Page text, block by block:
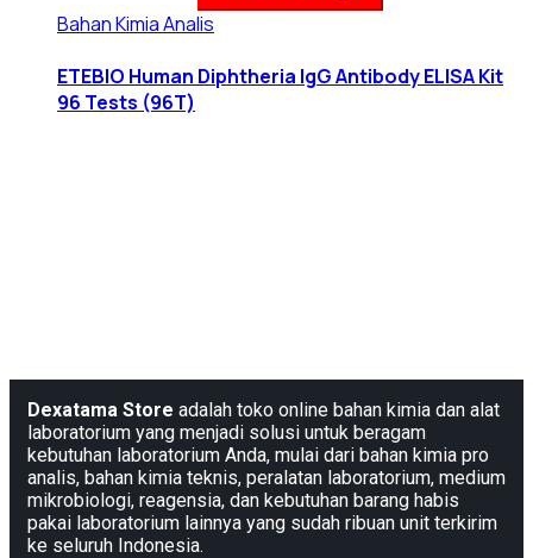
Bahan Kimia Analis
ETEBIO Human Diphtheria IgG Antibody ELISA Kit
96 Tests (96T)
Dexatama Store adalah toko online bahan kimia dan alat
laboratorium yang menjadi solusi untuk beragam
kebutuhan laboratorium Anda, mulai dari bahan kimia pro
analis, bahan kimia teknis, peralatan laboratorium, medium
mikrobiologi, reagensia, dan kebutuhan barang habis
pakai laboratorium lainnya yang sudah ribuan unit terkirim
ke seluruh Indonesia.